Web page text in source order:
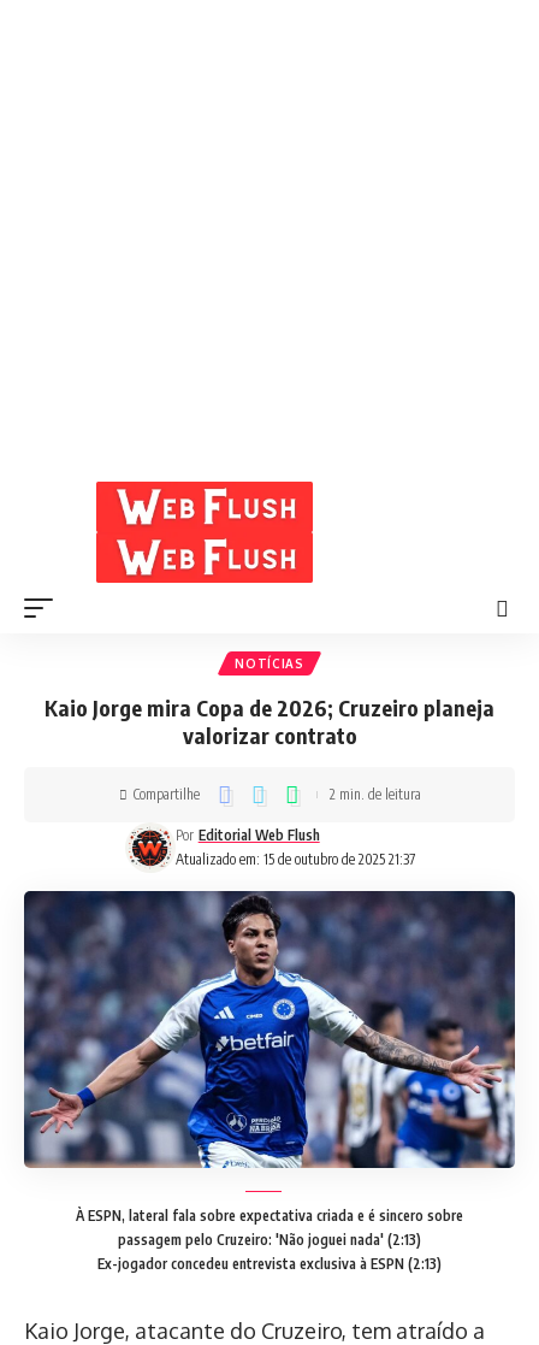
NOTÍCIAS
Kaio Jorge mira Copa de 2026; Cruzeiro planeja
valorizar contrato
Atualizado em: 15 de outubro de 2025 21:37
Por Editorial Web Flush
Compartilhe 2 min. de leitura
À ESPN, lateral fala sobre expectativa criada e é sincero sobre
passagem pelo Cruzeiro: 'Não joguei nada' (2:13)
Ex-jogador concedeu entrevista exclusiva à ESPN (2:13)
Kaio Jorge, atacante do Cruzeiro, tem atraído a